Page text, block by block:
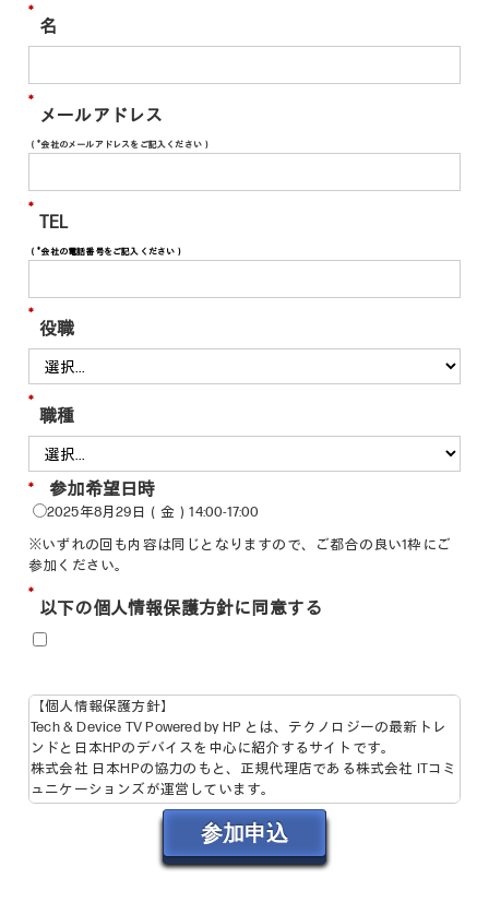
*
名
*
メールアドレス
（*会社のメールアドレスをご記入ください）
*
TEL
（*会社の電話番号をご記入ください）
*
役職
*
職種
* 参加希望日時
2025年8月29日（金）14:00-17:00
※いずれの回も内容は同じとなりますので、ご都合の良い1枠にご
参加ください。
*
以下の個人情報保護方針に同意する
【個人情報保護方針】
Tech & Device TV Powered by HP とは、テクノロジーの最新トレ
ンドと日本HPのデバイスを中心に紹介するサイトです。
株式会社 日本HPの協力のもと、正規代理店である株式会社 ITコミ
ュニケーションズが運営しています。
また、いただいた個人情報は協力企業に提供させていただきま
株式会社 ITコミュニケーションズ
プライバシーポリシー
日本HPの個人情報保護方針については下記サイトをご確認くださ
参加申込